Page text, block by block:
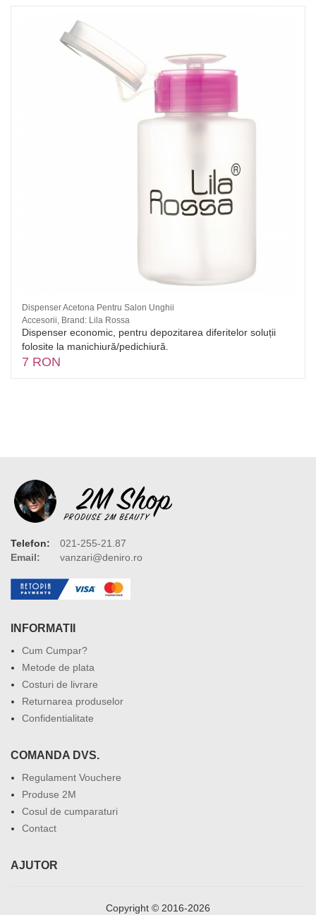
Dispenser Acetona Pentru Salon Unghii
Accesorii, Brand: Lila Rossa
Dispenser economic, pentru depozitarea diferitelor soluții
folosite la manichiură/pedichiură.
7 RON
Telefon:
021-255-21.87
Email:
vanzari@deniro.ro
INFORMATII
Cum Cumpar?
Metode de plata
Costuri de livrare
Returnarea produselor
Confidentialitate
COMANDA DVS.
Regulament Vouchere
Produse 2M
Cosul de cumparaturi
Contact
AJUTOR
Copyright © 2016-2026